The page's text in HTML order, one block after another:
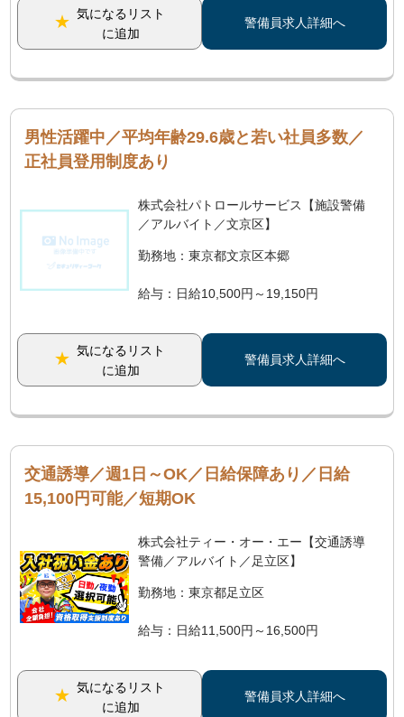
気になるリスト
に追加
警備員求人詳細へ
男性活躍中／平均年齢29.6歳と若い社員多数／
正社員登用制度あり
株式会社パトロールサービス【施設警備
／アルバイト／文京区】
勤務地：東京都文京区本郷
給与：日給10,500円～19,150円
気になるリスト
に追加
警備員求人詳細へ
交通誘導／週1日～OK／日給保障あり／日給
15,100円可能／短期OK
株式会社ティー・オー・エー【交通誘導
警備／アルバイト／足立区】
勤務地：東京都足立区
給与：日給11,500円～16,500円
気になるリスト
に追加
警備員求人詳細へ